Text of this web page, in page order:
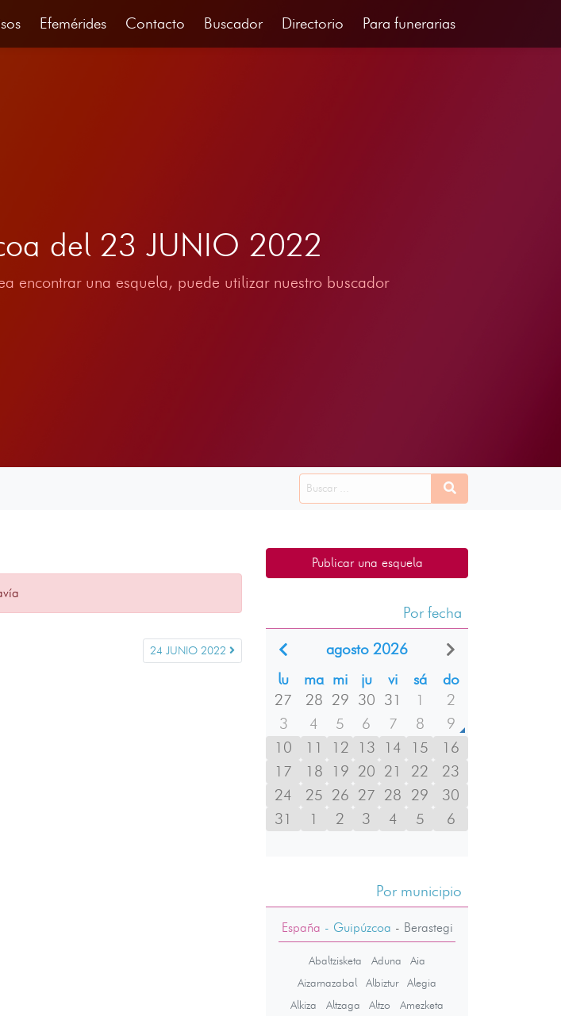
Efemérides Contacto Buscador Directorio Para funerarias
del 23 JUNIO 2022
encontrar una esquela, puede utilizar nuestro buscador
24 JUNIO 2022
Publicar una esquela
Por fecha
agosto 2026
lu
ma mi ju vi sá
do
27
28 29 30 31 1
2
3
4 5 6 7 8
9
10
11 12 13 14 15
16
17
18 19 20 21 22
23
24
25 26 27 28 29
30
31
1 2 3 4 5 6
Por municipio
España - Guipúzcoa - Berastegi
Abaltzisketa Aduna
Aia
Aizarnazabal
Albiztur
Alegia
Alkiza
Altzaga Altzo
Amezketa